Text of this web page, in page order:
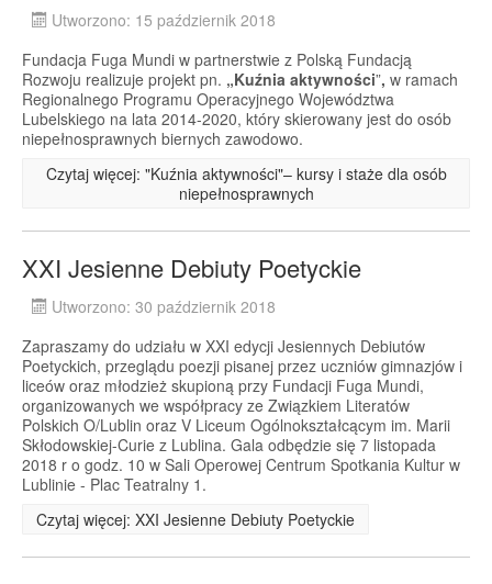
Utworzono: 15 październik 2018
Fundacja Fuga Mundi w partnerstwie z Polską Fundacją
Rozwoju realizuje projekt pn. „Kuźnia aktywności”, w ramach
Regionalnego Programu Operacyjnego Województwa
Lubelskiego na lata 2014-2020, który skierowany jest do osób
niepełnosprawnych biernych zawodowo.
Czytaj więcej: "Kuźnia aktywności"– kursy i staże dla osób
niepełnosprawnych
XXI Jesienne Debiuty Poetyckie
Utworzono: 30 październik 2018
Zapraszamy do udziału w XXI edycji Jesiennych Debiutów
Poetyckich, przeglądu poezji pisanej przez uczniów gimnazjów i
liceów oraz młodzież skupioną przy Fundacji Fuga Mundi,
organizowanych we współpracy ze Związkiem Literatów
Polskich O/Lublin oraz V Liceum Ogólnokształcącym im. Marii
Skłodowskiej-Curie z Lublina. Gala odbędzie się 7 listopada
2018 r o godz. 10 w Sali Operowej Centrum Spotkania Kultur w
Lublinie - Plac Teatralny 1.
Czytaj więcej: XXI Jesienne Debiuty Poetyckie